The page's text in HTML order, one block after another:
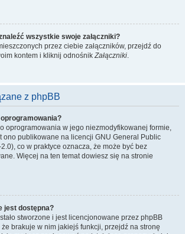
wszystkie swoje załączniki?
przez ciebie załączników, przejdź do
kontem i kliknij odnośnikZałączniki.
z phpBB
oprogramowania w jego niezmodyfikowanej formie,
ono publikowane na licencji GNU General Public
co w praktyce oznacza, że może być bez
Więcej na ten temat dowiesz się na stronie
jest dostępna?
stworzone i jest licencjonowane przez phpBB
brakuje w nim jakiejś funkcji, przejdź na stronę